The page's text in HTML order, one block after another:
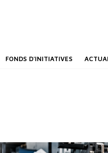
FONDS D'INITIATIVES